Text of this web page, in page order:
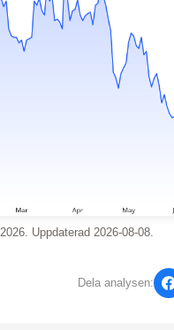
Uppdaterad 2026-08-08.
Dela analysen: